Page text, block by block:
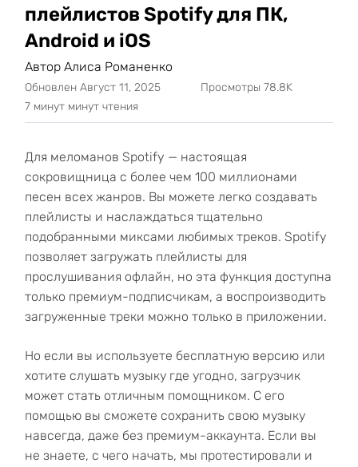
плейлистов Spotify для ПК,
Android и iOS
Автор Алиса Романенко
Обновлен Август 11, 2025
Просмотры 78.8K
7 минут минут чтения
Для меломанов Spotify — настоящая
сокровищница с более чем 100 миллионами
песен всех жанров. Вы можете легко создавать
плейлисты и наслаждаться тщательно
подобранными миксами любимых треков. Spotify
позволяет загружать плейлисты для
прослушивания офлайн, но эта функция доступна
только премиум-подписчикам, а воспроизводить
загруженные треки можно только в приложении.
Но если вы используете бесплатную версию или
хотите слушать музыку где угодно, загрузчик
может стать отличным помощником. С его
помощью вы сможете сохранить свою музыку
навсегда, даже без премиум-аккаунта. Если вы
не знаете, с чего начать, мы протестировали и